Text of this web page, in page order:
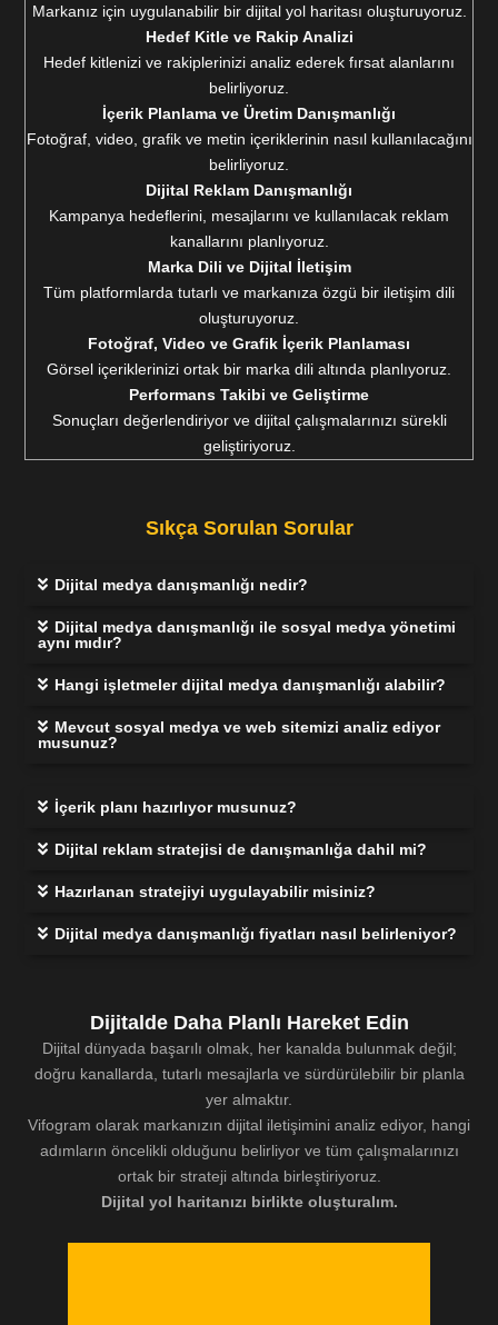
Markanız için uygulanabilir bir dijital yol haritası oluşturuyoruz.
Hedef Kitle ve Rakip Analizi
Hedef kitlenizi ve rakiplerinizi analiz ederek fırsat alanlarını
belirliyoruz.
İçerik Planlama ve Üretim Danışmanlığı
Fotoğraf, video, grafik ve metin içeriklerinin nasıl kullanılacağını
belirliyoruz.
Dijital Reklam Danışmanlığı
Kampanya hedeflerini, mesajlarını ve kullanılacak reklam
kanallarını planlıyoruz.
Marka Dili ve Dijital İletişim
Tüm platformlarda tutarlı ve markanıza özgü bir iletişim dili
oluşturuyoruz.
Fotoğraf, Video ve Grafik İçerik Planlaması
Görsel içeriklerinizi ortak bir marka dili altında planlıyoruz.
Performans Takibi ve Geliştirme
Sonuçları değerlendiriyor ve dijital çalışmalarınızı sürekli
geliştiriyoruz.
Sıkça Sorulan Sorular
Dijital medya danışmanlığı nedir?
Dijital medya danışmanlığı ile sosyal medya yönetimi
aynı mıdır?
Hangi işletmeler dijital medya danışmanlığı alabilir?
Mevcut sosyal medya ve web sitemizi analiz ediyor
musunuz?
İçerik planı hazırlıyor musunuz?
Dijital reklam stratejisi de danışmanlığa dahil mi?
Hazırlanan stratejiyi uygulayabilir misiniz?
Dijital medya danışmanlığı fiyatları nasıl belirleniyor?
Dijitalde Daha Planlı Hareket Edin
Dijital dünyada başarılı olmak, her kanalda bulunmak değil;
doğru kanallarda, tutarlı mesajlarla ve sürdürülebilir bir planla
yer almaktır.
Vifogram olarak markanızın dijital iletişimini analiz ediyor, hangi
adımların öncelikli olduğunu belirliyor ve tüm çalışmalarınızı
ortak bir strateji altında birleştiriyoruz.
Dijital yol haritanızı birlikte oluşturalım.